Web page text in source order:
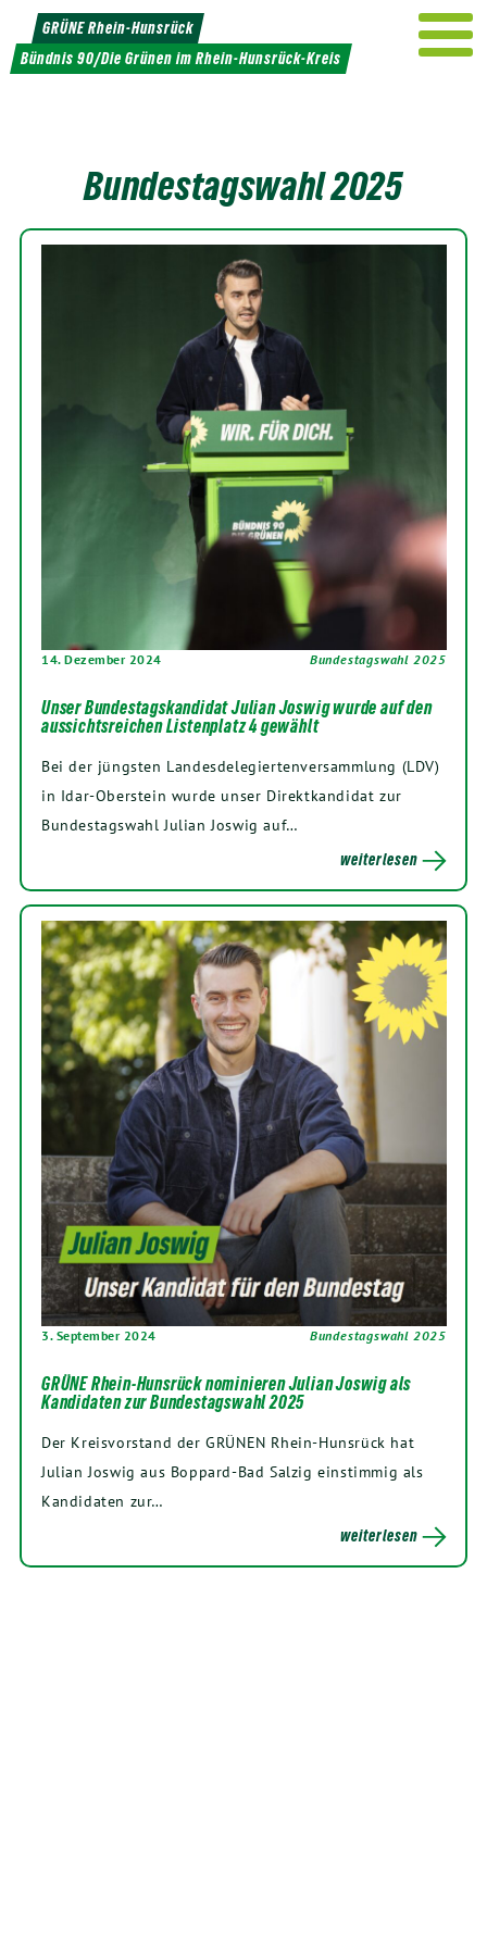
Weiter
zum
Inhalt
GRÜNE Rhein-Hunsrück
Bündnis 90/Die Grünen im Rhein-Hunsrück-Kreis
Bundestagswahl 2025
14. Dezember 2024 Bundestagswahl 2025
Unser Bundestagskandidat Julian Joswig wurde auf den
aussichtsreichen Listenplatz 4 gewählt
Bei der jüngsten Landesdelegiertenversammlung (LDV)
in Idar-Oberstein wurde unser Direktkandidat zur
Bundestagswahl Julian Joswig auf…
weiterlesen
3. September 2024 Bundestagswahl 2025
GRÜNE Rhein-Hunsrück nominieren Julian Joswig als
Kandidaten zur Bundestagswahl 2025
Der Kreisvorstand der GRÜNEN Rhein-Hunsrück hat
Julian Joswig aus Boppard-Bad Salzig einstimmig als
Kandidaten zur…
weiterlesen